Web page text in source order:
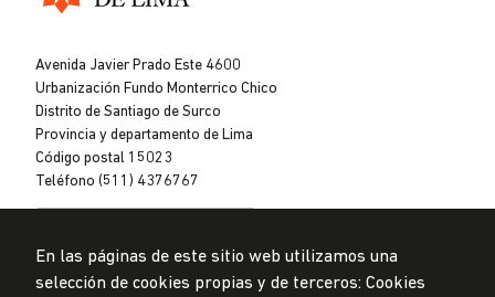
de
Lima
Avenida Javier Prado Este 4600
Urbanización Fundo Monterrico Chico
Distrito de Santiago de Surco
Provincia y departamento de Lima
Código postal 15023
Teléfono (511) 4376767
En las páginas de este sitio web utilizamos una
selección de cookies propias y de terceros: Cookies